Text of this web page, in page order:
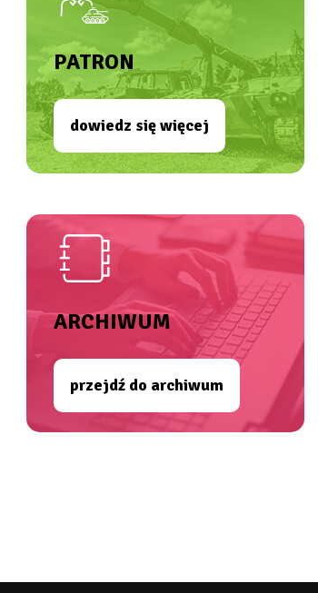
PATRON
dowiedz się więcej
ARCHIWUM
przejdź do archiwum